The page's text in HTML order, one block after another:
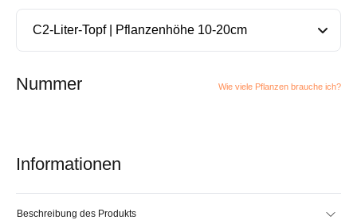
Nummer Wie viele Pflanzen brauche ich?
Informationen
Beschreibung des Produkts